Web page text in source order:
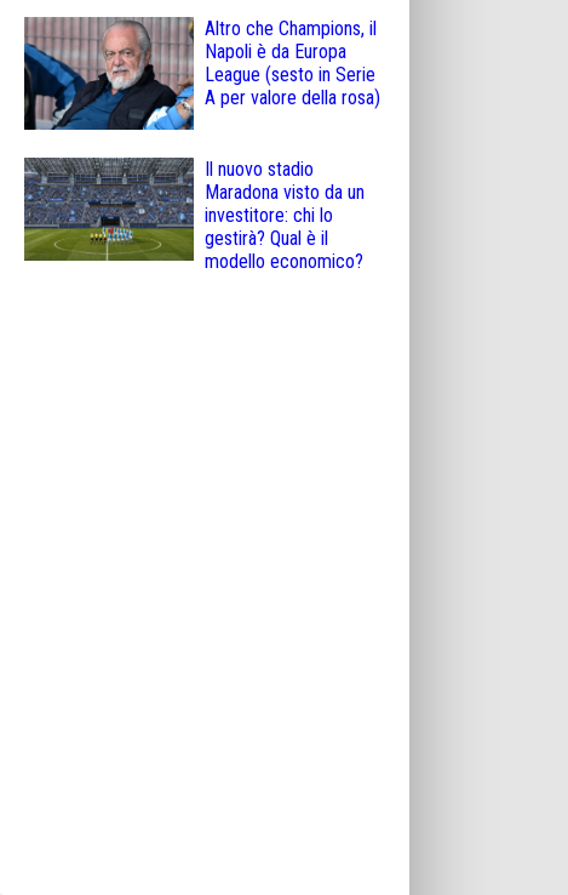
Altro che Champions, il
Napoli è da Europa
League (sesto in Serie
A per valore della rosa)
Il nuovo stadio
Maradona visto da un
investitore: chi lo
gestirà? Qual è il
modello economico?